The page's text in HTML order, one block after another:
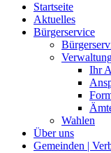
Startseite
Aktuelles
Bürgerservice
Ihr
Wahlen
Über uns
Gemeinden |